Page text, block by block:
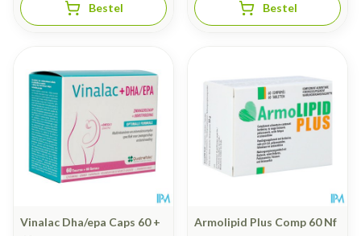
Bestel Bestel
Vinalac Dha/epa Caps 60 +
Armolipid Plus Comp 60 Nf